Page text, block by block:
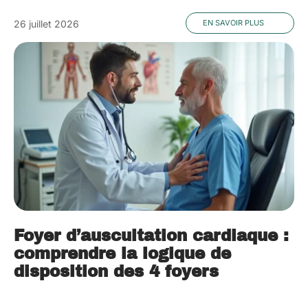
26 juillet 2026 EN SAVOIR PLUS
Foyer d’auscultation cardiaque :
comprendre la logique de
disposition des 4 foyers